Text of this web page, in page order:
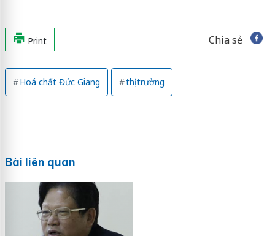
Print Chia sẻ
Hoá chất Đức Giang thị trường
Bài liên quan